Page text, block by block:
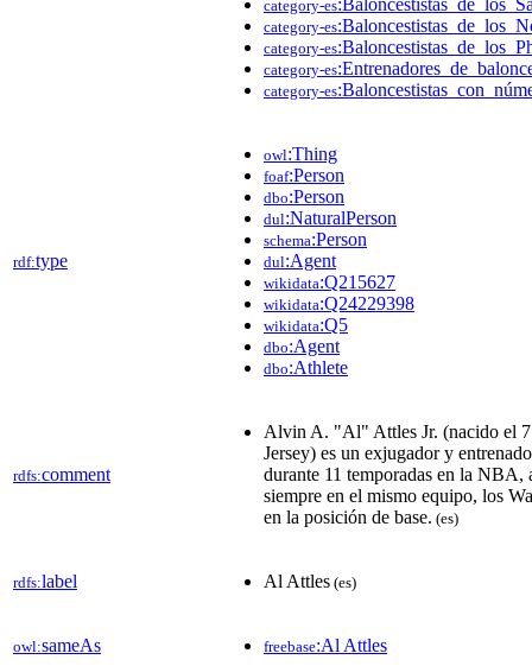
category-es
category-es
category-es
category-es
category-es
rdf:type
owl:Thing
foaf:Person
dbo:Person
dul:NaturalPerson
schema:Person
dul:Agent
wikidata:Q215627
wikidata:Q24229398
wikidata:Q5
dbo:Agent
dbo:Athlete
rdfs:comment
Alvin A. "Al" Attles Jr. (nacido el
Jersey) es un exjugador y
durante 11 temporadas en la NBA,
siempre en el mismo equipo, los
en la posición de base. (es)
rdfs:label Al Attles (es)
owl:sameAs freebase:Al Attles